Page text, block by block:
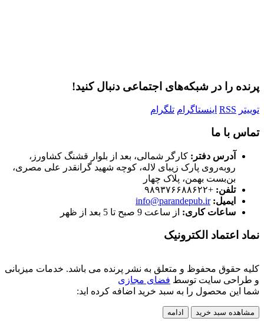
پرنده را در شبکه‌های اجتماعی دنبال کنید!
توییتر RSS اینستاگرام تلگرام
تماس با ما
آدرس دفتر: کارگر شمالی، بعد از بلوار قشنگ کشاورز،
روبه‌روی پارک زیبای لاله، کوچه شهید گرانقدر علی مصری،
بن‌بست بهمن، پلاک چهار
تلفن: +۹۸۹۳۷۶۶۸۸۶۲۲
ایمیل: info@parandepub.ir
ساعات کاری: از ساعت 9 صبح تا 5 بعد از ظهر
نماد اعتماد الکترونیک
کلیه حقوق محفوظ و متعلق به نشر پرنده می باشد. خدمات میزبانی
و طراحی سایت توسط فضای مجازی
شما این محصول را به سبد خرید اضافه کرده اید:
مشاهده سبد خرید ادامه